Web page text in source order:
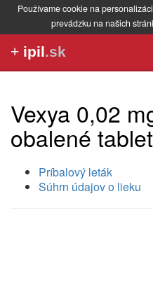
Používame cookie na
prevádzku na našich
+ ipil.sk
Vexya 0,02
obalené
Príbalový leták
Súhrn údajov o lieku